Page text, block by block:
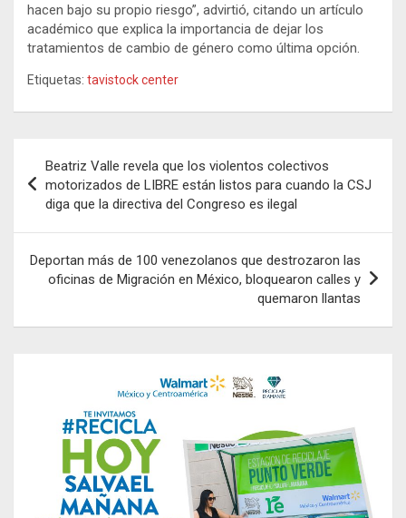
hacen bajo su propio riesgo”, advirtió, citando un artículo
académico que explica la importancia de dejar los
tratamientos de cambio de género como última opción.
Etiquetas: tavistock center
de
entradas
Beatriz Valle revela que los violentos colectivos
motorizados de LIBRE están listos para cuando la CSJ
diga que la directiva del Congreso es ilegal
Deportan más de 100 venezolanos que destrozaron las
oficinas de Migración en México, bloquearon calles y
quemaron llantas